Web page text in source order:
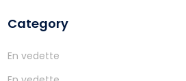
Category
En vedette